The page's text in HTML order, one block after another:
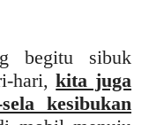
begitu sibuk
hari,kita juga
kesibukan